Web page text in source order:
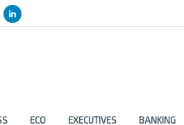
ECO EXECUTIVES BANKING